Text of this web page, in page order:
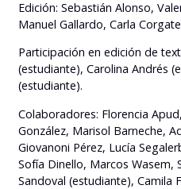
Edición: Sebastián Alonso,
Manuel Gallardo, Carla
Participación en edición de
(estudiante), Carolina Andrés
(estudiante).
Colaboradores: Florencia
González, Marisol Barneche,
Giovanoni Pérez, Lucía
Sofía Dinello, Marcos Wasem,
Sandoval (estudiante), Camila